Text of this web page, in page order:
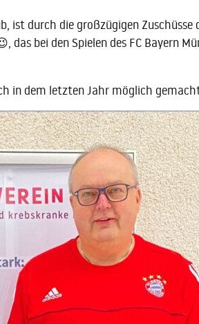
ist durch die großzügigen
das bei den Spielen des FC Bayern
in dem letzten Jahr möglich